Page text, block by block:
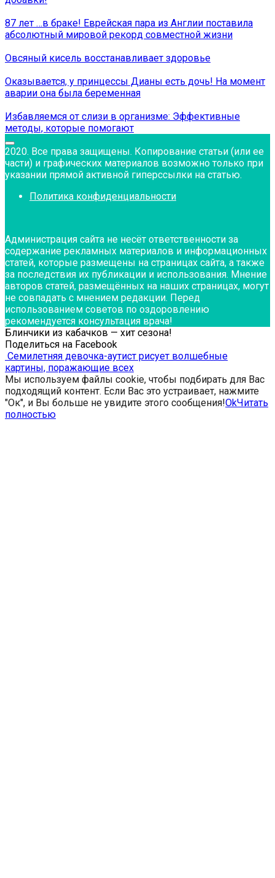
87 лет …в браке! Еврейская пара из Англии поставила
абсолютный мировой рекорд совместной жизни
Овсяный кисель восстанавливает здоровье
Оказывается, у принцессы Дианы есть дочь! На момент
аварии она была беременная
Избавляемся от слизи в организме: Эффективные
методы, которые помогают
2020. Все права защищены. Копирование статьи (или ее
части) и графических материалов возможно только при
указании прямой активной гиперссылки на статью.
Политика конфиденциальности
Администрация сайта не несёт ответственности за
содержание рекламных материалов и информационных
статей, которые размещены на страницах сайта, а также
за последствия их публикации и использования. Мнение
авторов статей, размещённых на наших страницах, могут
не совпадать с мнением редакции. Перед
использованием советов по оздоровлению
рекомендуется консультация врача!
Блинчики из кабачков — хит сезона!
Поделиться на Facebook
Семилетняя девочка-аутист рисует волшебные
картины, поражающие всех
Мы используем файлы cookie, чтобы подбирать для Вас
подходящий контент. Если Вас это устраивает, нажмите
"Ок", и Вы больше не увидите этого сообщения!OkЧитать
полностью